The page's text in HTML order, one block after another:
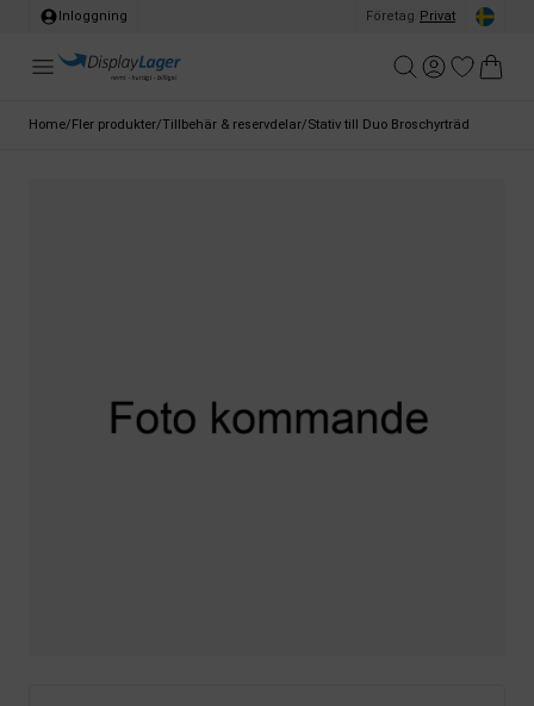
Inloggning Företag Privat
Home/Fler produkter/Tillbehär & reservdelar/Stativ till Duo Broschyrträd